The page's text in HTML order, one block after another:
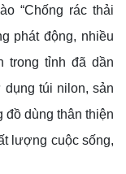
“Chống rác thải
phát động, nhiều
trong tỉnh đã dần
túi nilon, sản
đồ dùng thân thiện
lượng cuộc sống,